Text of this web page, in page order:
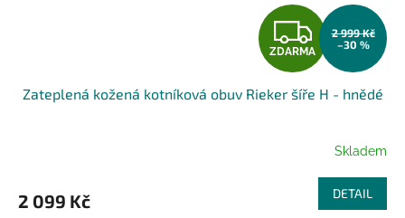
Z
D
A
R
M
ZDARMA
2 999 Kč
–30 %
Zateplená kožená kotníková obuv Rieker šíře H - hnědé
Skladem
2 099 Kč DETAIL